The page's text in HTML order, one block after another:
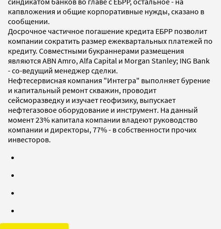
капвложения и общие корпоративные нужды, сказано в
сообщении.
Досрочное частичное погашение кредита ЕБРР позволит
компании сократить размер ежеквартальных платежей по
кредиту. Совместными букраннерами размещения
являются ABN Amro, Alfa Capital и Morgan Stanley; ING Bank
- со-ведущий менеджер сделки.
Нефтесервисная компания "Интегра" выполняет бурение
и капитальный ремонт скважин, проводит
сейсморазведку и изучает геофизику, выпускает
нефтегазовое оборудование и инструмент. На данный
момент 23% капитала компании владеют руководство
компании и директоры, 77% - в собственности прочих
инвесторов.